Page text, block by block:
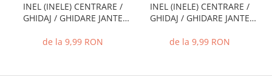
INEL (INELE) CENTRARE /
GHIDAJ / GHIDARE JANTE
de la 9,99 RON
INEL (INELE) CENTRARE /
GHIDAJ / GHIDARE JANTE
de la 9,99 RON